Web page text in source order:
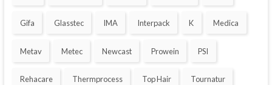
Gifa Glasstec IMA Interpack K Medica
Metav Metec Newcast Prowein PSI
Rehacare Thermprocess Top Hair Tournatur